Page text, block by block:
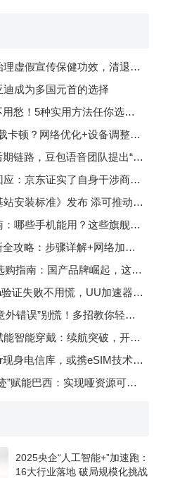
健功效，清退违规达人4.3万名，违规商家793家
迪成为多国元首的选择
种实用方法任你选，轻松搞定数据传输
络优化+设备调整+时段选择助你畅快下载
豆包语音团队提出“AI多人有声剧”方案
证实了自身干涉商家在其他平台的经营权
准》发布 添可推动清洁家电“隐序”美学新趋势
手机能用？这些旗舰机型可能不兼容！
步骤详解+网络加速神器UU加速棒助力
国产品牌崛起，这些品牌功能与性价比兼备
不用慌，UU加速器助力轻松破解登录难题
”别慌！多招教你轻松化解购买难题
：续航突破，开启全天候健康监测新篇章
，或携eSIM技术加入竞争与苹果同赛道角逐
现哑资源可视管理，推动光纤网络绿色数智升级
2025央企“人工智能+”加速跑：
16大行业落地 破局规模化挑战